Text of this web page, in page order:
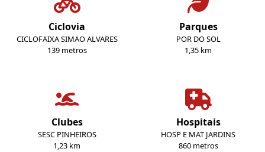
Ciclovia
CICLOFAIXA SIMAO ALVARES
139 metros
Parques
POR DO SOL
1,35 km
Clubes
SESC PINHEIROS
1,23 km
Hospitais
HOSP E MAT JARDINS
860 metros